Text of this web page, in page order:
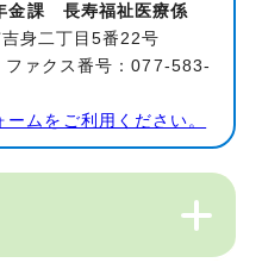
課 長寿福祉医療係
身二丁目5番22号
ァクス番号：077-583-
ムをご利用ください。